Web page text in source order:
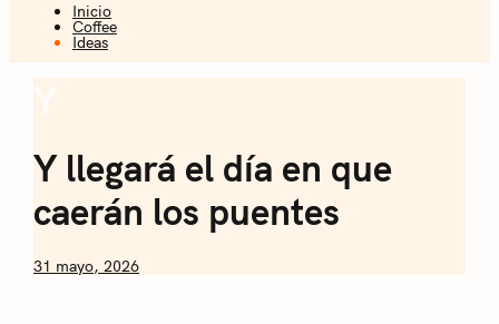
Café
Coffee + Ideas
Inicio
Coffee
Ideas
Y llegará el día en que
caerán los puentes
by
31 mayo, 2026